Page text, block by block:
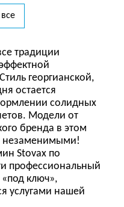
профессиональный
ключ»,
услугами нашей
-
взгляда
сдержанной
ассоциацию с
счету именно
случаев желает
действительно
разного рода очаги